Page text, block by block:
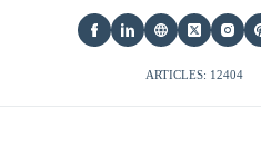
ARTICLES: 12404